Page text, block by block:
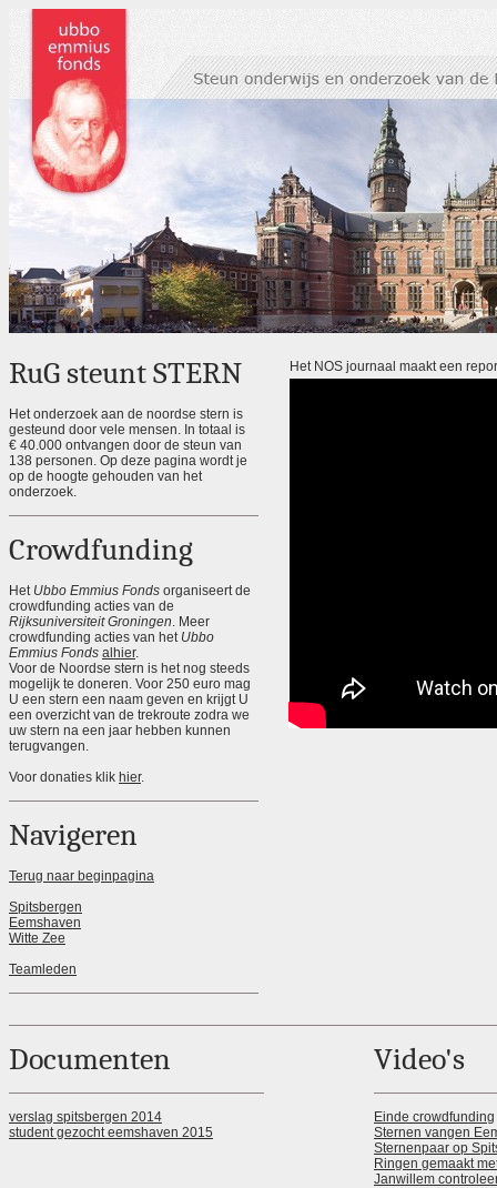
RuG steunt STERN
Het onderzoek aan de noordse stern is
gesteund door vele mensen. In totaal is
€ 40.000 ontvangen door de steun van
138 personen. Op deze pagina wordt je
op de hoogte gehouden van het
onderzoek.
Crowdfunding
Het Ubbo Emmius Fonds organiseert de
crowdfunding acties van de
Rijksuniversiteit Groningen. Meer
crowdfunding acties van het Ubbo
Emmius Fonds alhier.
Voor de Noordse stern is het nog steeds
mogelijk te doneren. Voor 250 euro mag
U een stern een naam geven en krijgt U
een overzicht van de trekroute zodra we
uw stern na een jaar hebben kunnen
terugvangen.
Voor donaties klik hier.
Navigeren
Terug naar beginpagina
Spitsbergen
Eemshaven
Witte Zee
Teamleden
Het NOS journaal maakt een
Documenten
verslag spitsbergen 2014
student gezocht eemshaven 2015
Video's
Einde crowdfunding
Sternen vangen
Sternenpaar op
Ringen gemaakt
Janwillem